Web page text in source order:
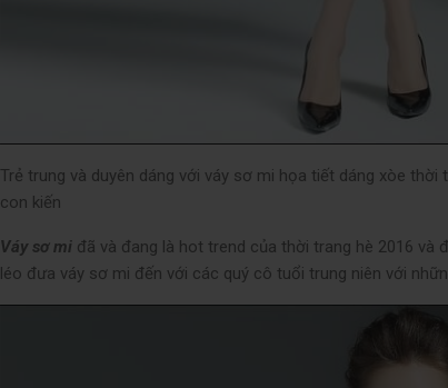
Trẻ trung và duyên dáng với váy sơ mi họa tiết dáng xòe
con kiến
Váy sơ mi đã và đang là hot trend của thời trang hè 2016 và
léo đưa váy sơ mi đến với các quý cô tuổi trung niên với